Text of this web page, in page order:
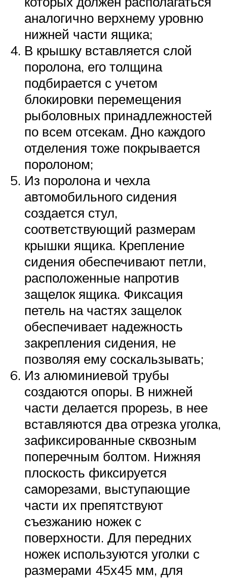
аналогично верхнему уровню
нижней части ящика;
В крышку вставляется слой
поролона, его толщина
подбирается с учетом
блокировки перемещения
рыболовных принадлежностей
по всем отсекам. Дно каждого
отделения тоже покрывается
поролоном;
Из поролона и чехла
автомобильного сидения
создается стул,
соответствующий размерам
крышки ящика. Крепление
сидения обеспечивают петли,
расположенные напротив
защелок ящика. Фиксация
петель на частях защелок
обеспечивает надежность
закрепления сидения, не
позволяя ему соскальзывать;
Из алюминиевой трубы
создаются опоры. В нижней
части делается прорезь, в нее
вставляются два отрезка уголка,
зафиксированные сквозным
поперечным болтом. Нижняя
плоскость фиксируется
саморезами, выступающие
части их препятствуют
съезжанию ножек с
поверхности. Для передних
ножек используются уголки с
размерами 45х45 мм, для